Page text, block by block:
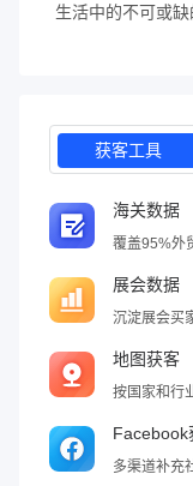
生活中的不可或缺
获客工具
海关数据
覆盖95%外
展会数据
沉淀展会买
地图获客
按国家和行
Facebook
多渠道补充